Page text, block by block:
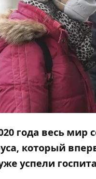
года весь мир
который
успели